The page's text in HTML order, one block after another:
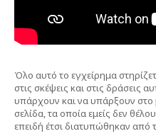
Όλο αυτό το εγχείρημα
στις σκέψεις και στις δράσεις
υπάρχουν και να υπάρξουν στο
σελίδα, τα οποία εμείς δεν
επειδή έτσι διατυπώθηκαν από